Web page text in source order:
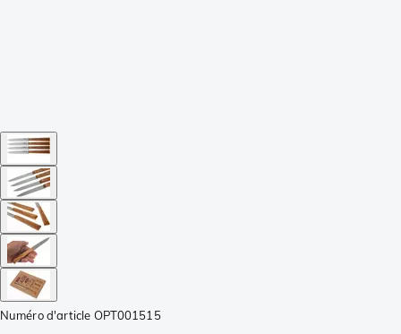
Numéro d'article OPT001515